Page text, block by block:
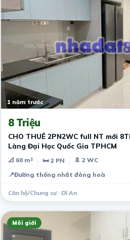
1 năm trước
8 Triệu
CHO THUÊ 2PN2WC full NT mới
Làng Đại Học Quốc Gia TPHCM
📐 60 m² 🛏 2 PN
🚿 2 WC
📍Đường thống nhất đông hoà
Căn hộ/Chung cư · Dĩ An
Môi giới